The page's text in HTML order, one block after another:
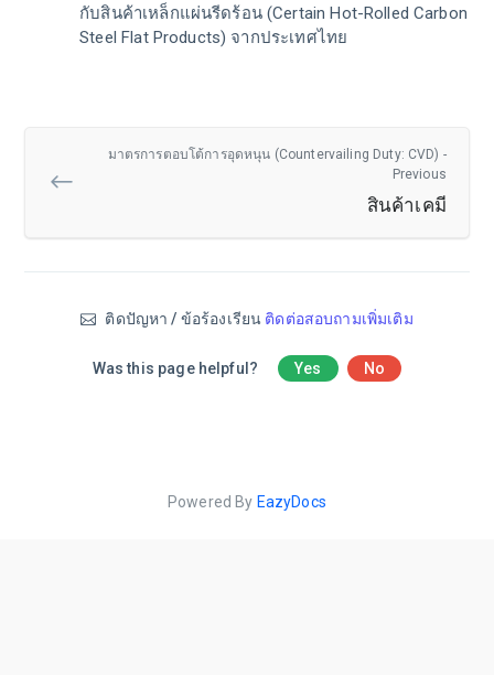
กับสินค้าเหล็กแผ่นรีดร้อน (Certain Hot-Rolled Carbon
Steel Flat Products) จากประเทศไทย
มาตรการตอบโต้การอุดหนุน (Countervailing Duty: CVD) -
Previous
สินค้าเคมี
ติดปัญหา / ข้อร้องเรียน ติดต่อสอบถามเพิ่มเติม
Was this page helpful? Yes No
Powered By EazyDocs